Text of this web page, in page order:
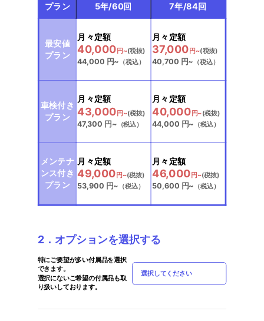
プラン 5年/60回 7年/84回
最安値
プラン
月々定額
40,000 円~(税抜)
44,000 円~ （税込）
月々定額
37,000 円~(税抜)
40,700 円~ （税込）
車検付き
プラン
月々定額
43,000 円~(税抜)
47,300 円~ （税込）
月々定額
40,000 円~(税抜)
44,000 円~ （税込）
メンテナ
ンス付き
プラン
月々定額
49,000 円~(税抜)
53,900 円~ （税込）
月々定額
46,000 円~(税抜)
50,600 円~ （税込）
2．オプションを選択する
特にご要望が多い付属品を選択
できます。
選択にないご希望の付属品も取
り扱いしております。
選択してください